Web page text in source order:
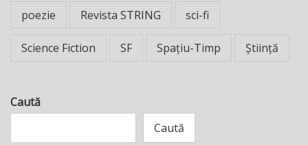
poezie Revista STRING sci-fi
Science Fiction SF Spațiu-Timp Știință
Caută
Caută